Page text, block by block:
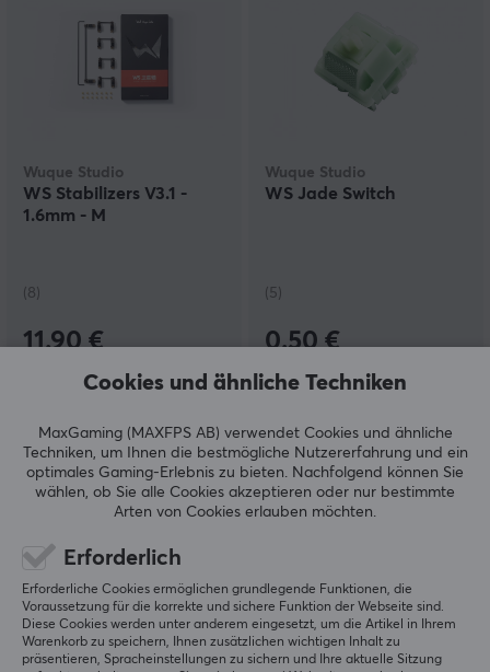
Wuque Studio
WS Stabilizers V3.1 -
1.6mm - M
(8)
11.90 €
Wuque Studio
WS Jade Switch
(5)
0.50 €
KBDfans
TOFU60 Redux - Dark
Blue
KBDfans
TOFU60 Redux - Silver
Cookies und ähnliche Techniken
MaxGaming (MAXFPS AB) verwendet Cookies und ähnliche
Techniken, um Ihnen die bestmögliche Nutzererfahrung und ein
optimales Gaming-Erlebnis zu bieten. Nachfolgend können Sie
wählen, ob Sie alle Cookies akzeptieren oder nur bestimmte
Arten von Cookies erlauben möchten.
Erforderlich
Erforderliche Cookies ermöglichen grundlegende Funktionen, die
Voraussetzung für die korrekte und sichere Funktion der Webseite sind.
Diese Cookies werden unter anderem eingesetzt, um die Artikel in Ihrem
Warenkorb zu speichern, Ihnen zusätzlichen wichtigen Inhalt zu
präsentieren, Spracheinstellungen zu sichern und Ihre aktuelle Sitzung